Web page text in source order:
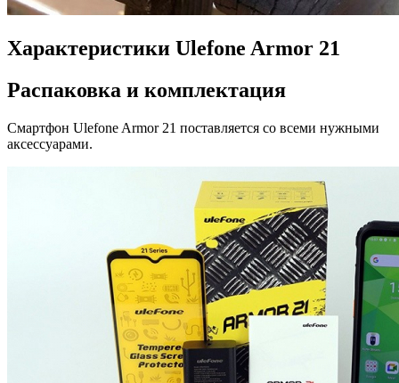
Характеристики Ulefone Armor 21
Распаковка и комплектация
Смартфон Ulefone Armor 21 поставляется со всеми нужными
аксессуарами.